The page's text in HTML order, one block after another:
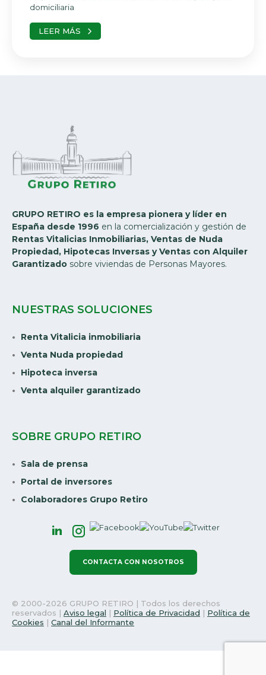
domiciliaria
LEER MÁS
GRUPO RETIRO es la empresa pionera y líder en
España desde 1996 en la comercialización y gestión de
Rentas Vitalicias Inmobiliarias, Ventas de Nuda
Propiedad, Hipotecas Inversas y Ventas con Alquiler
Garantizado sobre viviendas de Personas Mayores.
NUESTRAS SOLUCIONES
Renta Vitalicia inmobiliaria
Venta Nuda propiedad
Hipoteca inversa
Venta alquiler garantizado
SOBRE GRUPO RETIRO
Sala de prensa
Portal de inversores
Colaboradores Grupo Retiro
CONTACTA CON NOSOTROS
© 2000-2026 GRUPO RETIRO | Todos los derechos
reservados | Aviso legal | Política de Privacidad | Política de
Cookies | Canal del Informante